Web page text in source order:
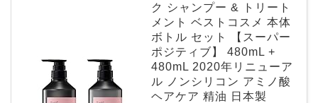
ク シャンプー & トリート
メント ベストコスメ 本体
ボトル セット 【スーパー
ポジティブ】 480mL +
480mL 2020年リニューア
ル ノンシリコン アミノ酸
ヘアケア 精油 日本製